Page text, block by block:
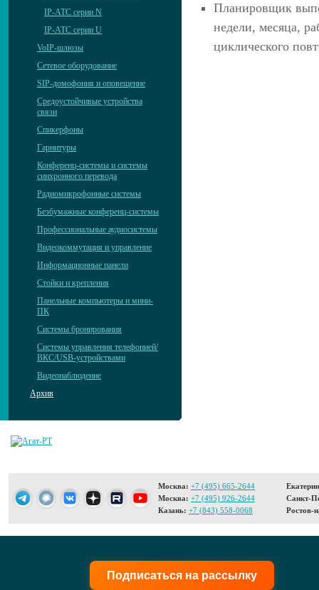
IP-АТС серии N
IP-АТС серии U
VoIP-шлюзы
Сетевое оборудование
SIP-домофония и оповещение
Средоустойчивые устройства
связи
Спикерфоны
Гарнитуры
Конференц-системы и системы
синхронного перевода
Радиомикрофонные системы
Безбумажные конференц-системы
Профессиональные аудиосистемы
Видеокоммутация и управление
Информационные панели
Стойки и крепления
Панельные компьютеры и мини-
ПК
Системы бронирования
Системы управления телефонией/
ВКС/USB-устройствами
Видеонаблюдение
Архив
Планировщик
недели, месяца,
циклического
Москва: +7 (495) 665-2644
Москва: +7 (495) 926-2644
Казань: +7 (843) 558-0068
Санкт-
Ростов-
Подписаться на рассылку